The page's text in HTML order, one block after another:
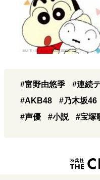
#富野由悠季 #連続
#AKB48
#乃木坂46
#声優
#小説 #宝塚